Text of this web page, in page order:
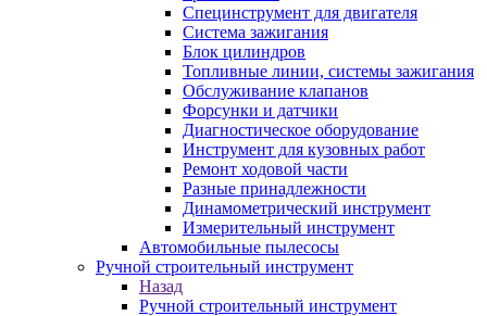
Специнструмент для двигателя
Система зажигания
Блок цилиндров
Топливные линии, системы зажигания
Обслуживание клапанов
Форсунки и датчики
Диагностическое оборудование
Инструмент для кузовных работ
Ремонт ходовой части
Разные принадлежности
Динамометрический инструмент
Измерительный инструмент
Автомобильные пылесосы
Ручной строительный инструмент
Назад
Ручной строительный инструмент